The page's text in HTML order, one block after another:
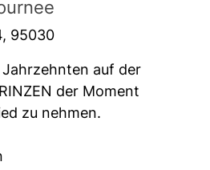
Humor und diese
die ihre Konzerte seit
Veranstaltung und zum
95030
auf der
der Moment
zu nehmen.